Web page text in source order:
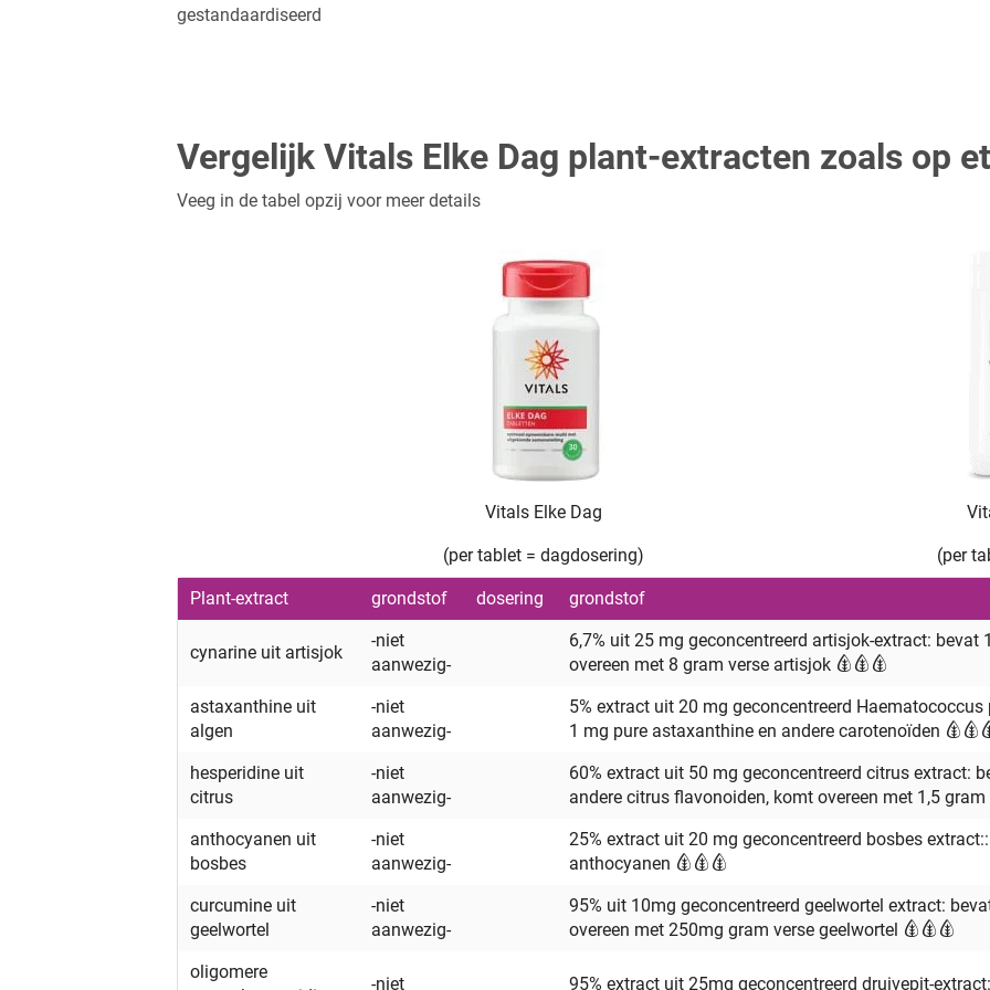
gestandaardiseerd
Vergelijk Vitals Elke Dag plant-extracten zoals op
Veeg in de tabel opzij voor meer details
Vitals Elke Dag
(per tablet = dagdosering) (per
Plant-extract grondstof dosering grondstof
cynarine uit artisjok
-niet
aanwezig-
6,7% uit 25 mg geconcentreerd artisjok-extract: bevat
overeen met 8 gram verse artisjok
astaxanthine uit
algen
-niet
aanwezig-
5% extract uit 20 mg geconcentreerd
1 mg pure astaxanthine en andere carotenoïden
hesperidine uit
citrus
-niet
aanwezig-
60% extract uit 50 mg geconcentreerd citrus extract:
andere citrus flavonoiden, komt overeen met 1,5
anthocyanen uit
bosbes
-niet
aanwezig-
25% extract uit 20 mg geconcentreerd bosbes
anthocyanen
curcumine uit
geelwortel
-niet
aanwezig-
95% uit 10mg geconcentreerd geelwortel extract:
overeen met 250mg gram verse geelwortel
oligomere
-niet 95% extract uit 25mg geconcentreerd druivepit-